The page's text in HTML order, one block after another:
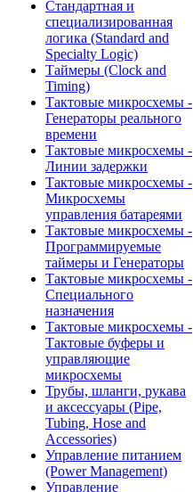
Стандартная и
специализированная
логика (Standard and
Specialty Logic)
Таймеры (Clock and
Timing)
Тактовые микросхемы -
Генераторы реального
времени
Тактовые микросхемы -
Линии задержки
Тактовые микросхемы -
Микросхемы
управления батареями
Тактовые микросхемы -
Программируемые
таймеры и Генераторы
Тактовые микросхемы -
Специального
назначения
Тактовые микросхемы -
Тактовые буферы и
управляющие
микросхемы
Трубы, шланги, рукава
и аксессуары (Pipe,
Tubing, Hose and
Accessories)
Управление питанием
(Power Management)
Управление